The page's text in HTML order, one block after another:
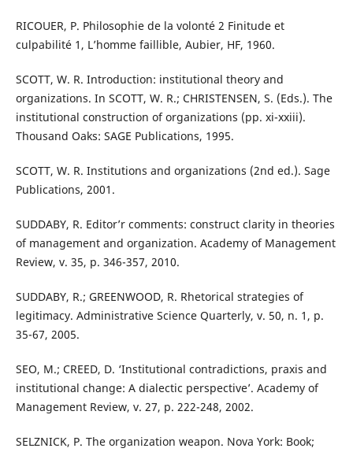
RICOUER, P. Philosophie de la volonté 2 Finitude et
culpabilité 1, L’homme faillible, Aubier, HF, 1960.
SCOTT, W. R. Introduction: institutional theory and
organizations. In SCOTT, W. R.; CHRISTENSEN, S. (Eds.). The
institutional construction of organizations (pp. xi-xxiii).
Thousand Oaks: SAGE Publications, 1995.
SCOTT, W. R. Institutions and organizations (2nd ed.). Sage
Publications, 2001.
SUDDABY, R. Editor’r comments: construct clarity in theories
of management and organization. Academy of Management
Review, v. 35, p. 346-357, 2010.
SUDDABY, R.; GREENWOOD, R. Rhetorical strategies of
legitimacy. Administrative Science Quarterly, v. 50, n. 1, p.
35-67, 2005.
SEO, M.; CREED, D. ‘Institutional contradictions, praxis and
institutional change: A dialectic perspective’. Academy of
Management Review, v. 27, p. 222-248, 2002.
SELZNICK, P. The organization weapon. Nova York: Book;